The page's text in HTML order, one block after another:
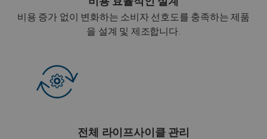
비용 증가 없이 변화하는 소비자 선호도를 충족하는 제품
을 설계 및 제조합니다.
전체 라이프사이클 관리